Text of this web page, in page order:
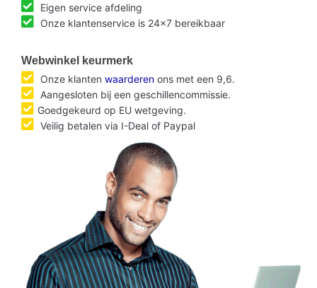
Eigen service afdeling
Onze klantenservice is 24x7 bereikbaar
Webwinkel keurmerk
Onze klanten waarderen ons met een 9,6.
Aangesloten bij een geschillencommissie.
Goedgekeurd op EU wetgeving.
Veilig betalen via I-Deal of Paypal